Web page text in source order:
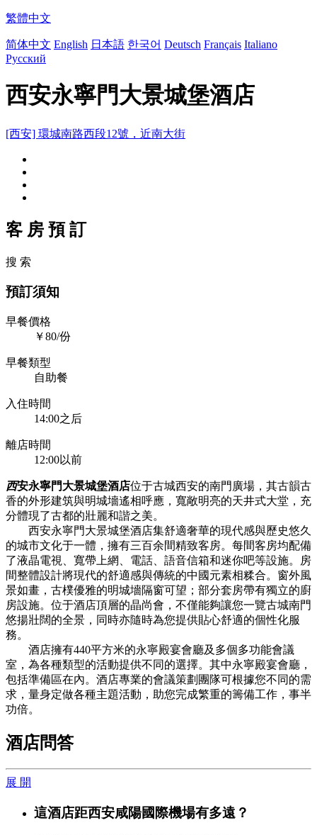
繁體中文
简体中文 English 日本語 한국어 Deutsch Français Italiano
Русский
西安永寧門大景城堡酒店
[西安] 環城南路西段12號，近南大街
客 房 預 訂
搜 索
預訂須知
早餐價格
￥80/份
早餐類型
自助餐
入住時間
14:00之后
離店時間
12:00以前
西安永寧門大景城堡酒店位于古城西安的南門廣場，其古韻古
香的外形建筑與明城墻遙相呼應，寬敞明亮的天井式大堂，充
分體現了古都的壯麗和諧之美。
西安永寧門大景城堡酒店集舒適奢華的現代感與歷史悠久
的城市文化于一體，擁有三百余間精致客房。每間客房均配備
了液晶電視、寬帶上網、電話、語音信箱和迷你吧等設施。房
間整體設計將現代的舒適感與傳統的中國元素相糅合。窗外風
景如畫，古樸優雅的明城墻隔窗可望；部分套房帶有獨立的廚
房設施。位于酒店頂層的晶尚會，不僅能夠讓您一覽古城南門
悠揚壯闊的全景，同時亦隨時為您提供貼心舒適的個性化服
務。
酒店擁有440平方米的永寧殿宴會廳及多個多功能會議
室，為各種類型的活動提供不同的選擇。其中永寧殿宴會廳，
包括準備區在內。酒店專業的會議策劃團隊可根據您不同的需
求，量身定做各種主題活動，助您完成繁重的籌備工作，事半
功倍。
酒店問答
展 開
這酒店距西安咸陽國際機場有多遠？